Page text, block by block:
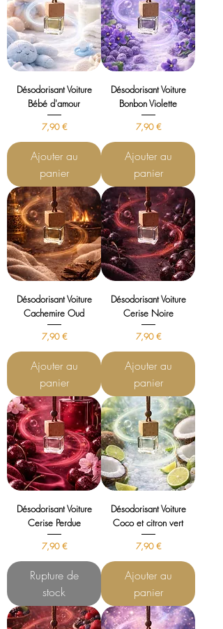
Désodorisant Voiture
Bébé d'amour
Prix
7,90 €
Ajouter au
panier
Désodorisant Voiture
Bonbon Violette
Prix
7,90 €
Ajouter au
panier
Désodorisant Voiture
Cachemire Oud
Prix
7,90 €
Ajouter au
panier
Désodorisant Voiture
Cerise Noire
Prix
7,90 €
Ajouter au
panier
Désodorisant Voiture
Cerise Perdue
Prix
7,90 €
Rupture de
stock
Désodorisant Voiture
Coco et citron vert
Prix
7,90 €
Ajouter au
panier